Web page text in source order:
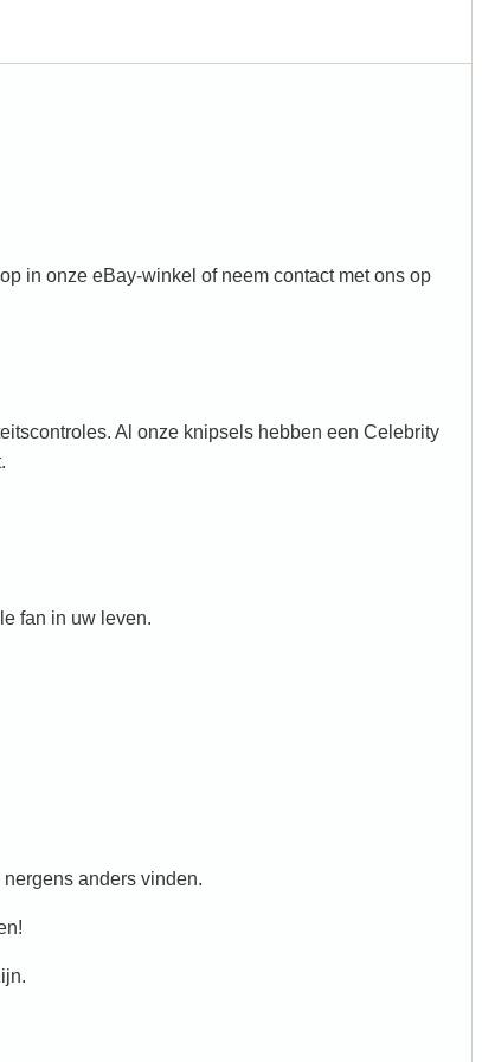
in onze eBay-winkel of neem contact met ons op
Al onze knipsels hebben een Celebrity
fan in uw leven.
anders vinden.